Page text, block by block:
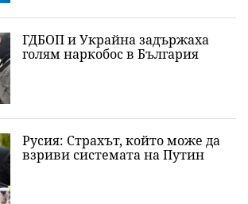
ГДБОП и Украйна задържаха
голям наркобос в България
Русия: Страхът, който може да
взриви системата на Путин